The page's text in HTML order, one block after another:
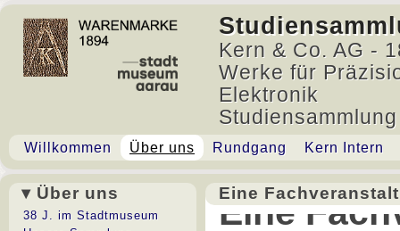
Kern & Co. AG -
Werke für
Elektronik
Willkommen Über uns Rundgang Kern Intern
▾ Über uns
38 J. im Stadtmuseum
Eine
Eine